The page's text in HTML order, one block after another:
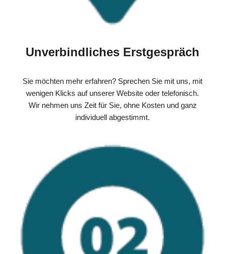
Unverbindliches Erstgespräch
Sie möchten mehr erfahren? Sprechen Sie mit uns, mit
wenigen Klicks auf unserer Website oder telefonisch.
Wir nehmen uns Zeit für Sie, ohne Kosten und ganz
individuell abgestimmt.